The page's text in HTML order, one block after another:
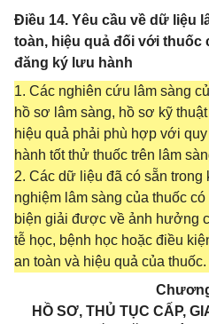
Điều 14. Yêu cầu về dữ liệu
toàn, hiệu quả đối với thuốc
đăng ký lưu hành
1. Các nghiên cứu lâm sàng
hồ sơ lâm sàng, hồ sơ kỹ
hiệu quả phải phù hợp với
hành tốt thử thuốc trên lâm
2. Các dữ liệu đã có sẵn
nghiệm lâm sàng của thuốc
biện giải được về ảnh hưởng
tễ học, bệnh học hoặc điều
an toàn và hiệu quả của thuốc.
Chương
HỒ SƠ, THỦ TỤC CẤP,